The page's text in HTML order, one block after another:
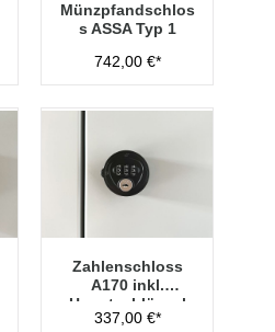
Münzpfandschlos
s ASSA Typ 1
742,00 €*
Zahlenschloss
A170 inkl.
Hauptschlüssel
Typ 1
337,00 €*